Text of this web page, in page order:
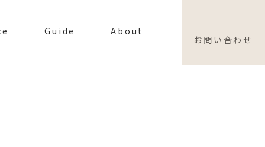
Guide About
お問い合わせ